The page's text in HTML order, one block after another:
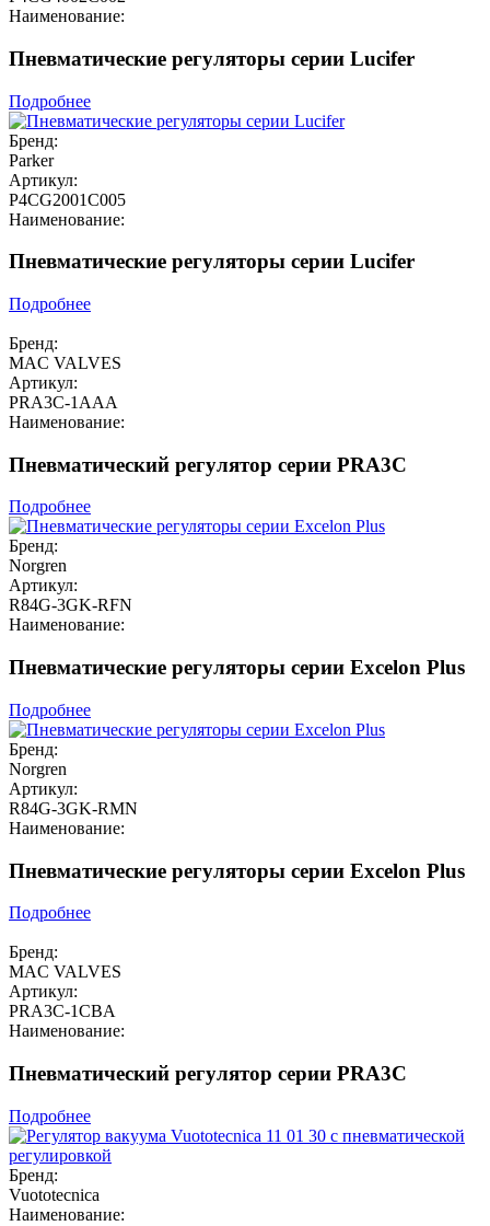
Наименование:
Пневматические регуляторы серии Lucifer
Подробнее
Бренд:
Parker
Артикул:
P4CG2001C005
Наименование:
Пневматические регуляторы серии Lucifer
Подробнее
Бренд:
MAC VALVES
Артикул:
PRA3C-1AAA
Наименование:
Пневматический регулятор серии PRA3C
Подробнее
Бренд:
Norgren
Артикул:
R84G-3GK-RFN
Наименование:
Пневматические регуляторы серии Excelon Plus
Подробнее
Бренд:
Norgren
Артикул:
R84G-3GK-RMN
Наименование:
Пневматические регуляторы серии Excelon Plus
Подробнее
Бренд:
MAC VALVES
Артикул:
PRA3C-1CBA
Наименование:
Пневматический регулятор серии PRA3C
Подробнее
Бренд:
Vuototecnica
Наименование: